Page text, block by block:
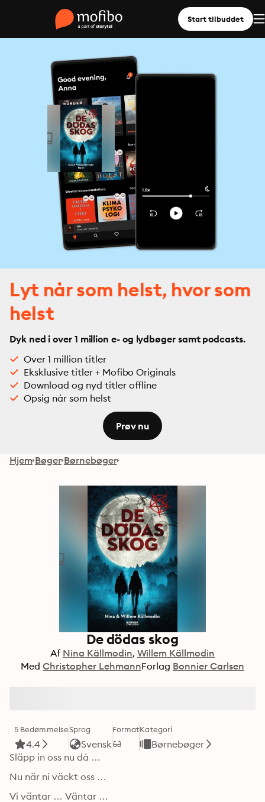
Start tilbuddet
Lyt når som helst, hvor som
helst
Dyk ned i over 1 million e- og lydbøger samt podcasts.
Over 1 million titler
Eksklusive titler + Mofibo Originals
Download og nyd titler offline
Opsig når som helst
Prøv nu
Hjem Bøger Børnebøger
De dödas skog
Af Nina Källmodin Willem Källmodin
Med Christopher LehmannForlag Bonnier Carlsen
5 Bedømmelse
4.4
Sprog
Svensk
FormatKategori
Børnebøger
Släpp in oss nu då …
Nu när ni väckt oss …
Vi väntar … Väntar …